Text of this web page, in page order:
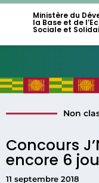
Ministère du
la Base et de
Sociale et
Concours
encore 6
11 septembre 2018
Non